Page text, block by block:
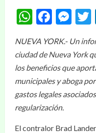
NUEVA YORK.- Un
ciudad de Nueva York
los beneficios que
municipales y aboga
gastos legales
regularización.
El contralor Brad